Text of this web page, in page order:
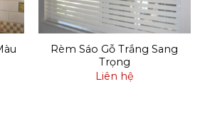
Rèm Sáo Gỗ Trắng Sang
Trọng
Liên hệ